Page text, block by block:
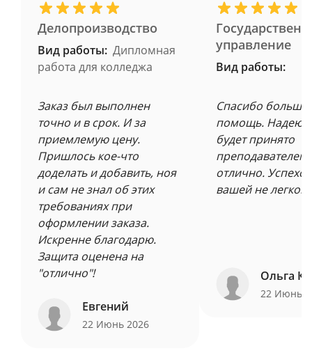
Делопроизводство
Вид работы: Дипломная
работа для колледжа
Заказ был выполнен
точно и в срок. И за
приемлемую цену.
Пришлось кое-что
доделать и добавить, ноя
и сам не знал об этих
требованиях при
оформлении заказа.
Искренне благодарю.
Защита оценена на
"отлично"!
Евгений
22 Июнь 2026
управление
Вид работы:
Спасибо
помощь.
будет принято
преподавателем
отлично.
вашей не легкой
Ольга
22 Июнь